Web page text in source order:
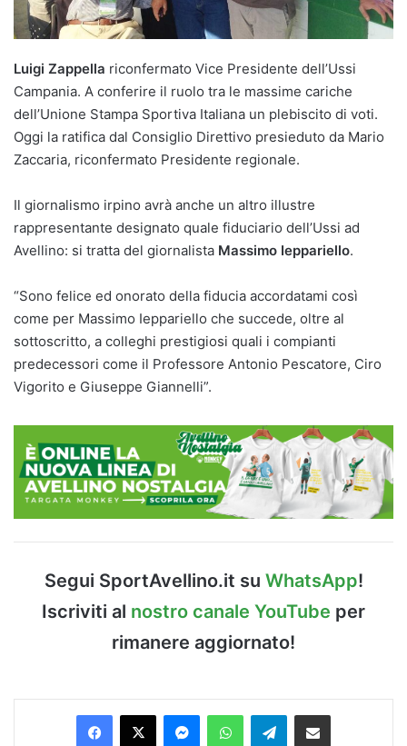
Luigi Zappella riconfermato Vice Presidente dell’Ussi
Campania. A conferire il ruolo tra le massime cariche
dell’Unione Stampa Sportiva Italiana un plebiscito di voti.
Oggi la ratifica dal Consiglio Direttivo presieduto da Mario
Zaccaria, riconfermato Presidente regionale.
Il giornalismo irpino avrà anche un altro illustre
rappresentante designato quale fiduciario dell’Ussi ad
Avellino: si tratta del giornalista Massimo Ieppariello.
“Sono felice ed onorato della fiducia accordatami così
come per Massimo Ieppariello che succede, oltre al
sottoscritto, a colleghi prestigiosi quali i compianti
predecessori come il Professore Antonio Pescatore, Ciro
Vigorito e Giuseppe Giannelli”.
Segui SportAvellino.it su WhatsApp!
Iscriviti al nostro canale YouTube per
rimanere aggiornato!
Facebook
X MessengerWhatsAppTelegramCondividi via Email